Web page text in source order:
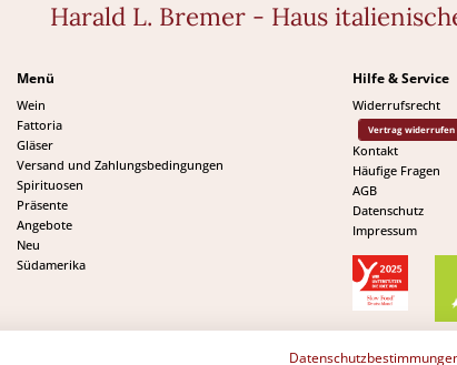
Harald L. Bremer - Haus
Menü
Wein
Fattoria
Gläser
Versand und Zahlungsbedingungen
Spirituosen
Präsente
Angebote
Neu
Südamerika
Hilfe & Service
Widerrufsrecht
Vertrag widerrufen
Kontakt
Häufige Fragen
AGB
Datenschutz
Impressum